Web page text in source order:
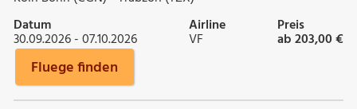
Datum
30.09.2026 - 07.10.2026
Airline
VF
Preis
ab 203,00 €
Fluege finden